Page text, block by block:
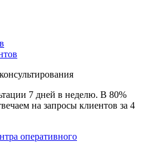
7 дней в неделю. В 80%
на запросы клиентов за 4
оперативного